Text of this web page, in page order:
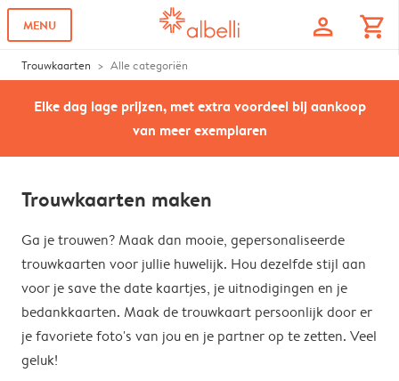
MENU profile shopping_cart
Trouwkaarten Alle categoriën
Elke dag lage prijzen, met extra voordeel bij aankoop
van meer exemplaren
Trouwkaarten maken
Ga je trouwen? Maak dan mooie, gepersonaliseerde
trouwkaarten voor jullie huwelijk. Hou dezelfde stijl aan
voor je save the date kaartjes, je uitnodigingen en je
bedankkaarten. Maak de trouwkaart persoonlijk door er
je favoriete foto's van jou en je partner op te zetten. Veel
geluk!